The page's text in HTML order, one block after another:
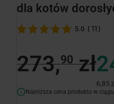
dla kotów
5.0 ( 11 )
273,90zł
6,85
Najniższa cena produktu w